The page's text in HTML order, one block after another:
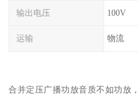
输出电压 100V
运输 物流
合并定压广播功放音质不如功放